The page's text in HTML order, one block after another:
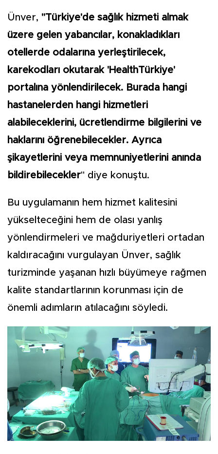
Ünver, "Türkiye'de sağlık hizmeti almak
üzere gelen yabancılar, konakladıkları
otellerde odalarına yerleştirilecek,
karekodları okutarak 'HealthTürkiye'
portalına yönlendirilecek. Burada hangi
hastanelerden hangi hizmetleri
alabileceklerini, ücretlendirme bilgilerini ve
haklarını öğrenebilecekler. Ayrıca
şikayetlerini veya memnuniyetlerini anında
bildirebilecekler" diye konuştu.
Bu uygulamanın hem hizmet kalitesini
yükselteceğini hem de olası yanlış
yönlendirmeleri ve mağduriyetleri ortadan
kaldıracağını vurgulayan Ünver, sağlık
turizminde yaşanan hızlı büyümeye rağmen
kalite standartlarının korunması için de
önemli adımların atılacağını söyledi.